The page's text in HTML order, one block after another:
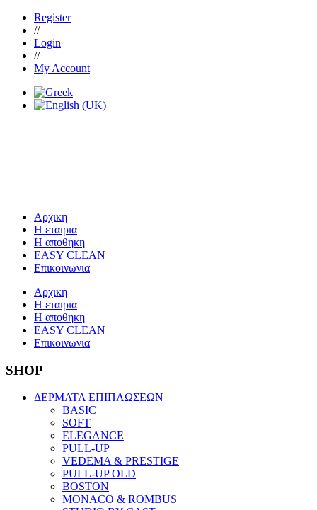
Register
//
Login
//
My Account
Αρχικη
Η εταιρια
Η αποθηκη
EASY CLEAN
Επικοινωνια
Αρχικη
Η εταιρια
Η αποθηκη
EASY CLEAN
Επικοινωνια
SHOP
ΔΕΡΜΑΤΑ ΕΠΙΠΛΩΣΕΩΝ
BASIC
SOFT
ELEGANCE
PULL-UP
VEDEMA & PRESTIGE
PULL-UP OLD
BOSTON
MONACO & ROMBUS